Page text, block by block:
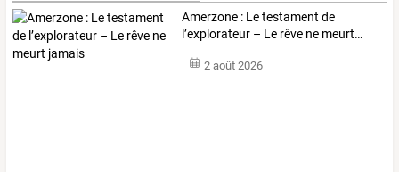
Amerzone : Letestament de
l’explorateur – Le rêve ne meurt…
2 août 2026